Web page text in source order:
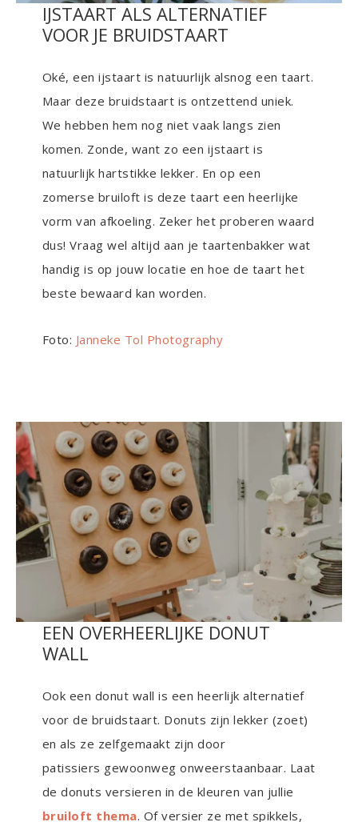
IJSTAART ALS ALTERNATIEF
VOOR JE BRUIDSTAART
Oké, een ijstaart is natuurlijk alsnog een taart.
Maar deze bruidstaart is ontzettend uniek.
We hebben hem nog niet vaak langs zien
komen. Zonde, want zo een ijstaart is
natuurlijk hartstikke lekker. En op een
zomerse bruiloft is deze taart een heerlijke
vorm van afkoeling. Zeker het proberen waard
dus! Vraag wel altijd aan je taartenbakker wat
handig is op jouw locatie en hoe de taart het
beste bewaard kan worden.
Foto: Janneke Tol Photography
EEN OVERHEERLIJKE DONUT
WALL
Ook een donut wall is een heerlijk alternatief
voor de bruidstaart. Donuts zijn lekker (zoet)
en als ze zelfgemaakt zijn door
patissiers gewoonweg onweerstaanbaar. Laat
de donuts versieren in de kleuren van jullie
bruiloft thema. Of versier ze met spikkels,